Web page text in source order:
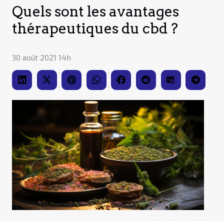
Quels sont les avantages
thérapeutiques du cbd ?
30 août 2021 14h